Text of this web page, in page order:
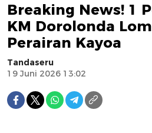
Breaking News! 1
KM Dorolonda
Perairan Kayoa
Tandaseru
19 Juni 2026 13:02